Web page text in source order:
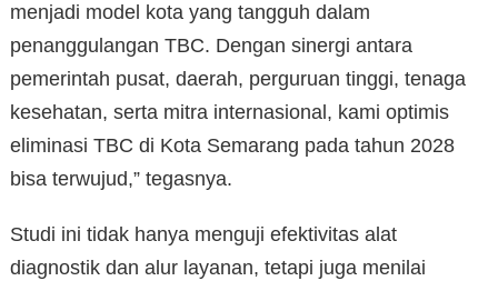
menjadi model kota yang tangguh dalam
penanggulangan TBC. Dengan sinergi antara
pemerintah pusat, daerah, perguruan tinggi, tenaga
kesehatan, serta mitra internasional, kami optimis
eliminasi TBC di Kota Semarang pada tahun 2028
bisa terwujud,” tegasnya.
Studi ini tidak hanya menguji efektivitas alat
diagnostik dan alur layanan, tetapi juga menilai